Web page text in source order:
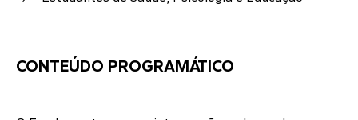
CONTEÚDO PROGRAMÁTICO